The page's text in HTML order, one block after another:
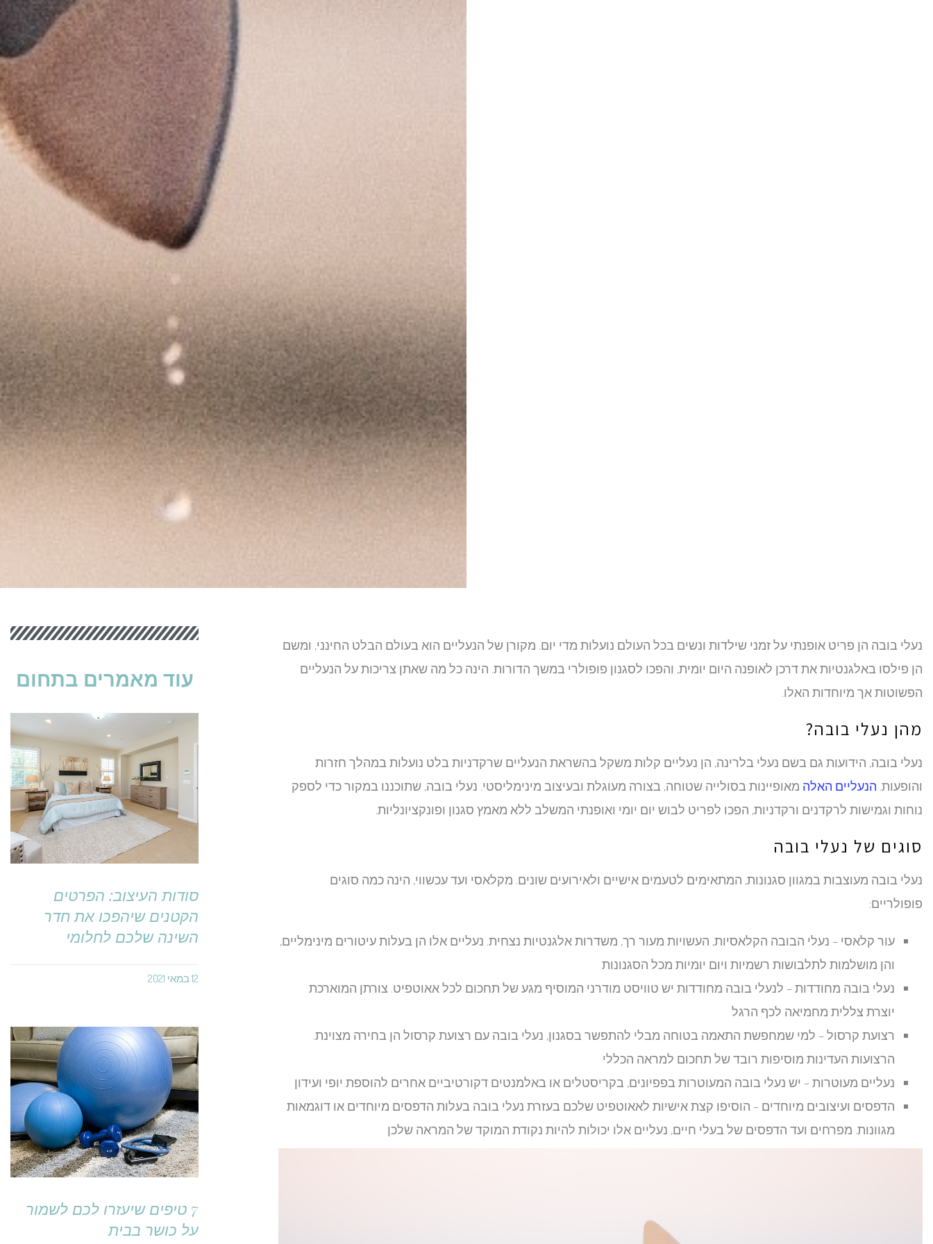
נעלי בובה הן פריט אופנתי על זמני שילדות ונשים בכל העולם נועלות מדי יום. מקורן של הנעליים הוא בעולם הבלט החינני, ומשם
הן פילסו באלגנטיות את דרכן לאופנה היום יומית, והפכו לסגנון פופולרי במשך הדורות. הינה כל מה שאתן צריכות על הנעליים
הפשוטות אך מיוחדות האלו.
מהן נעלי בובה?
נעלי בובה, הידועות גם בשם נעלי בלרינה, הן נעליים קלות משקל בהשראת הנעליים שרקדניות בלט נועלות במהלך חזרות
והופעות. הנעליים האלה מאופיינות בסולייה שטוחה, בצורה מעוגלת ובעיצוב מינימליסטי. נעלי בובה, שתוכננו במקור כדי לספק
נוחות וגמישות לרקדנים ורקדניות, הפכו לפריט לבוש יום יומי ואופנתי המשלב ללא מאמץ סגנון ופונקציונליות.
סוגים של נעלי בובה
נעלי בובה מעוצבות במגוון סגנונות, המתאימים לטעמים אישיים ולאירועים שונים. מקלאסי ועד עכשווי, הינה כמה סוגים
פופולריים:
עור קלאסי – נעלי הבובה הקלאסיות, העשויות מעור רך, משדרות אלגנטיות נצחית. נעליים אלו הן בעלות עיטורים מינימליים,
והן מושלמות לתלבושות רשמיות ויום יומיות מכל הסגנונות
נעלי בובה מחודדות – לנעלי בובה מחודדות יש טוויסט מודרני המוסיף מגע של תחכום לכל אאוטפיט. צורתן המוארכת
יוצרת צללית מחמיאה לכף הרגל
רצועת קרסול – למי שמחפשת התאמה בטוחה מבלי להתפשר בסגנון, נעלי בובה עם רצועת קרסול הן בחירה מצוינת.
הרצועות העדינות מוסיפות רובד של תחכום למראה הכללי
נעליים מעוטרות – יש נעלי בובה המעוטרות בפפיונים, בקריסטלים או באלמנטים דקורטיביים אחרים להוספת יופי ועידון
הדפסים ועיצובים מיוחדים – הוסיפו קצת אישיות לאאוטפיט שלכם בעזרת נעלי בובה בעלות הדפסים מיוחדים או דוגמאות
מגוונות. מפרחים ועד הדפסים של בעלי חיים, נעליים אלו יכולות להיות נקודת המוקד של המראה שלכן
עוד מאמרים בתחום
סודות העיצוב: הפרטים
הקטנים שיהפכו את חדר
השינה שלכם לחלומי
12 במאי 2021
7 טיפים שיעזרו לכם לשמור
על כושר בבית